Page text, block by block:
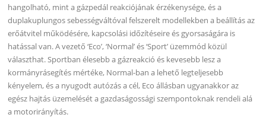
hangolható, mint a gázpedál reakciójának érzékenysége, és a
duplakuplungos sebességváltóval felszerelt modellekben a beállítás az
erőátvitel működésére, kapcsolási időzítéseire és gyorsaságára is
hatással van. A vezető ‘Eco’, ‘Normal’ és ‘Sport’ üzemmód közül
választhat. Sportban élesebb a gázreakció és kevesebb lesz a
kormányrásegítés mértéke, Normal-ban a lehető legteljesebb
kényelem, és a nyugodt autózás a cél, Eco állásban ugyanakkor az
egész hajtás üzemelését a gazdaságossági szempontoknak rendeli alá
a motorirányítás.